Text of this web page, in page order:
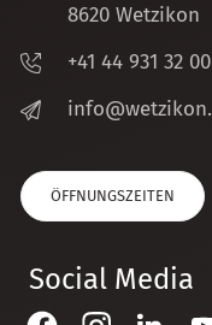
8620 Wetzikon
+41 44 931 32 00
nf
w tz k n
ÖFFNUNGSZEITEN
Social Media